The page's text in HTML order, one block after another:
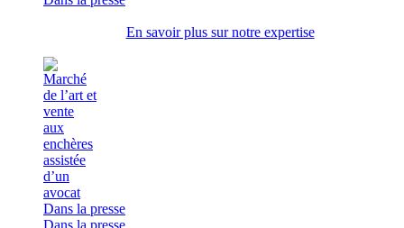
En savoir plus sur notre expertise
Dans la presse